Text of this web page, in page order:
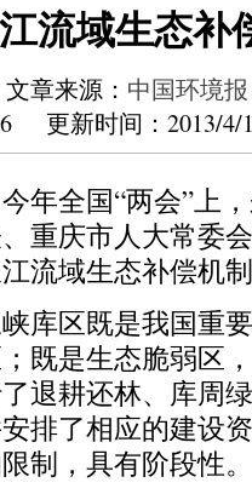
流域生态补
章来源： 中国环境报
更新时间：2013/4/
全国“两会”上，
重庆市人大常委
流域生态补偿机
区既是我国重
既是生态脆弱区
退耕还林、库周
排了相应的建设
制，具有阶段性。